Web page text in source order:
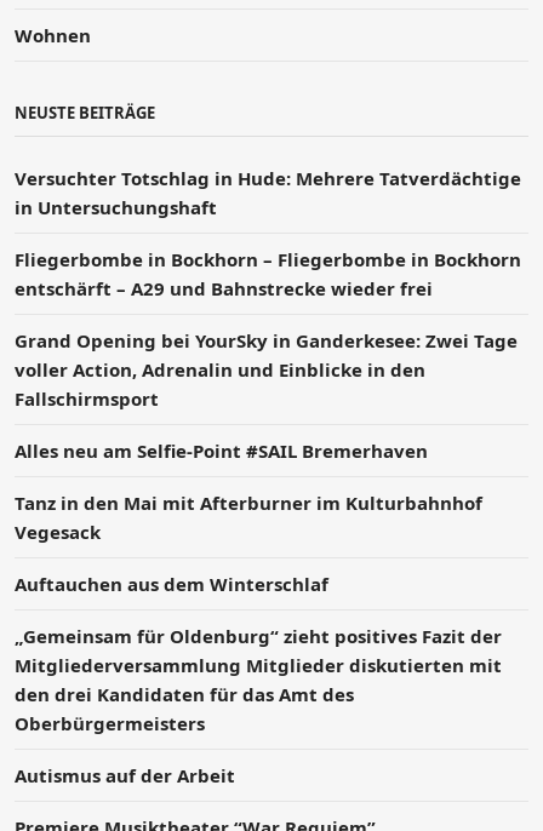
Wohnen
NEUSTE BEITRÄGE
Versucht­er Totschlag in Hude: Mehrere Tatverdächtige
in Untersuchungshaft
Fliegerbombe in Bockhorn – Fliegerbombe in Bockhorn
entschärft – A29 und Bahnstrecke wieder frei
Grand Opening bei YourSky in Ganderkesee: Zwei Tage
voller Action, Adrenalin und Einblicke in den
Fallschirmsport
Alles neu am Selfie-Point #SAIL Bremerhaven
Tanz in den Mai mit Afterburner im Kulturbahnhof
Vegesack
Auftauchen aus dem Winterschlaf
„Gemeinsam für Oldenburg“ zieht positives Fazit der
Mitgliederversammlung Mitglieder diskutierten mit
den drei Kandidaten für das Amt des
Oberbürgermeisters
Autismus auf der Arbeit